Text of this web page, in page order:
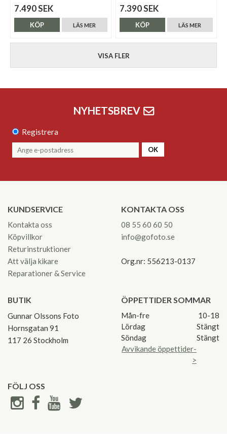
7.490 SEK
LÄS MER
KÖP
7.390 SEK
LÄS MER
KÖP
VISA FLER
NYHETSBREV
Registrera
OK
KUNDSERVICE
Kontakta oss
Köpvillkor
Returinstruktioner
Att välja kikare
Reparationer & Service
KONTAKTA OSS
08 55 60 60 50
info@gofoto.se
Org.nr: 556213-0137
BUTIK
Gunnar Olssons Foto
Hornsgatan 91
117 26 Stockholm
ÖPPETTIDER SOMMAR
Mån-fre
10-18
Lördag
Stängt
Söndag
Stängt
Avvikande öppettider-
>
FÖLJ OSS